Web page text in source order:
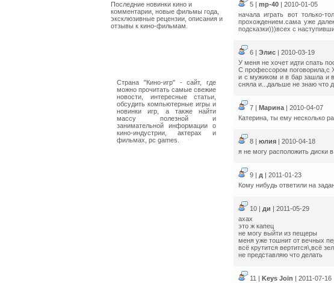
Последние новинки кино и
комментарии, новые фильмы года,
эксклюзивные рецензии, описания и
отзывы к кино-фильмам.
Страна "Кино-игр" - сайт, где
можно прочитать самые свежие
новости, интересные статьи,
обсудить компьютерные игры и
новинки игр, а также найти
массу полезной и
занимательной информации о
кино-индустрии, актерах и
фильмах, pc games.
5 | mp-40 | 2010-01-05
начала играть вот только-
прохождением.сама уже
подсказки)))всех с
6 | Элис | 2010-03-19
У меня не хочет идти спать
С профессором поговорила,с
и с мужиком и в бар зашла и
сняла и...дальше не знаю что
7 | Марина | 2010-04-07
Катерина, ты ему несколько
8 | юлия | 2010-04-18
я не могу расположить диски
9 | д | 2011-01-23
Кому нибудь ответили на
10 | ди | 2011-05-29
ахах
это ж капец
не могу выйти из пещеры
меня уже тошнит от вечных
всё крутится вертится\,всё
не представляю что делать
11 | Keys Join | 2011-07-16